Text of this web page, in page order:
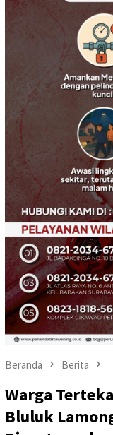
Beranda Berita
Warga
Bluluk